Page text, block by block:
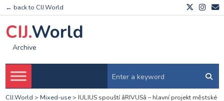
← back to CIJ.World
CIJ.World
Archive
CIJ.World > Mixed-use> IULIUS spouští âRIVUSâ – hlavní projekt městské